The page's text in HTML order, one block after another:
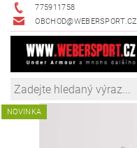
775911758
OBCHOD@WEBERSPORT.CZ
NOVINKA